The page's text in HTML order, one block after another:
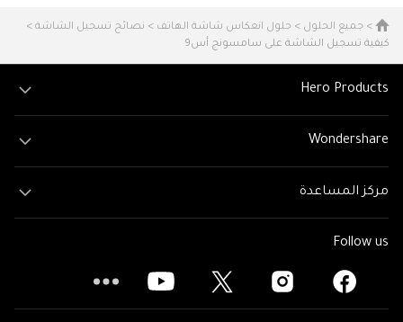
> جميع الحلول > حلول انعكاس شاشة الهاتف > نصائح تسجيل الشاشة >
كيفية تسجيل الشاشة على سامسونج أس9
Hero Products
Wondershare
مركز المساعدة
Follow us